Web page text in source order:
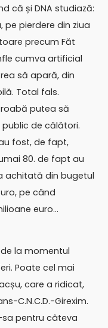
că și DNA studiază:
pierdere din ziua
precum Făt
cumva artificial
să apară, din
Total fals.
putea să
de călători.
fost, de fapt,
80. de fapt au
achitată din bugetul
pe când
euro…
de la momentul
Poate cel mai
care a ridicat,
C.N.C.D.-Girexim.
pentru câteva